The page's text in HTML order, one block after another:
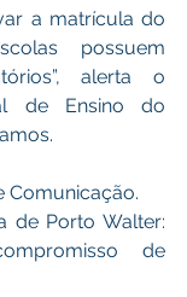
a matrícula do
possuem
alerta o
de Ensino do
de Comunicação.
de